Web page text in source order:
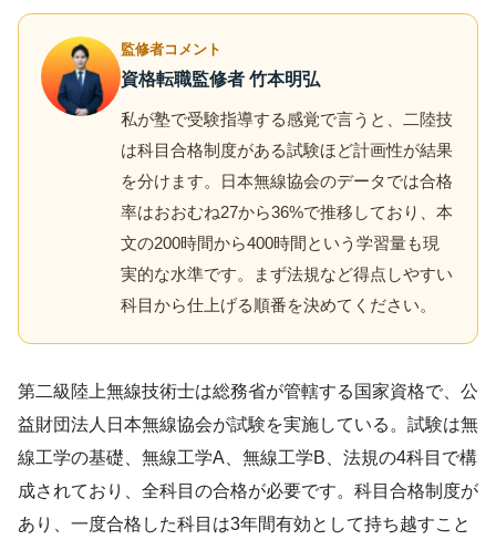
監修者コメント
資格転職監修者 竹本明弘
私が塾で受験指導する感覚で言うと、二陸技
は科目合格制度がある試験ほど計画性が結果
を分けます。日本無線協会のデータでは合格
率はおおむね27から36%で推移しており、本
文の200時間から400時間という学習量も現
実的な水準です。まず法規など得点しやすい
科目から仕上げる順番を決めてください。
第二級陸上無線技術士は総務省が管轄する国家資格で、公
益財団法人日本無線協会が試験を実施している。試験は無
線工学の基礎、無線工学A、無線工学B、法規の4科目で構
成されており、全科目の合格が必要です。科目合格制度が
あり、一度合格した科目は3年間有効として持ち越すこと